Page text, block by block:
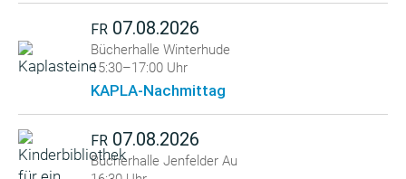
FR 07.08.2026
Bücherhalle Winterhude
15:30–17:00 Uhr
KAPLA-Nachmittag
FR 07.08.2026
Bücherhalle Jenfelder Au